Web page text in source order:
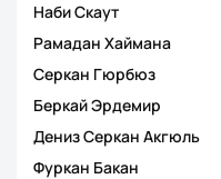
Наби Скаут
Рамадан Хаймана
Серкан Гюрбюз
Беркай Эрдемир
Дениз Серкан Акгюль
Фуркан Бакан